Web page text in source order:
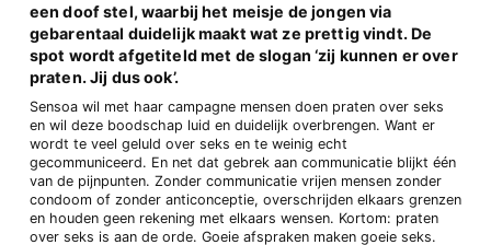
een doof stel, waarbij het meisje de jongen via
gebarentaal duidelijk maakt wat ze prettig vindt. De
spot wordt afgetiteld met de slogan ‘zij kunnen er over
praten. Jij dus ook’.
Sensoa wil met haar campagne mensen doen praten over seks
en wil deze boodschap luid en duidelijk overbrengen. Want er
wordt te veel geluld over seks en te weinig echt
gecommuniceerd. En net dat gebrek aan communicatie blijkt één
van de pijnpunten. Zonder communicatie vrijen mensen zonder
condoom of zonder anticonceptie, overschrijden elkaars grenzen
en houden geen rekening met elkaars wensen. Kortom: praten
over seks is aan de orde. Goeie afspraken maken goeie seks.